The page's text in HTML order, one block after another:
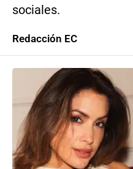
sociales.
Redacción EC